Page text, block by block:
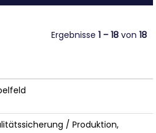
Ergebnisse 1 – 18 von 18
/ Produktion,